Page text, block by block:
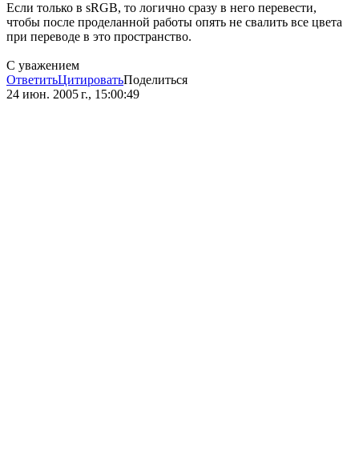
Если только в sRGB, то логично сразу в него перевести,
чтобы после проделанной работы опять не свалить все цвета
при переводе в это пространство.
С уважением
ОтветитьЦитироватьПоделиться
24 июн. 2005 г., 15:00:49